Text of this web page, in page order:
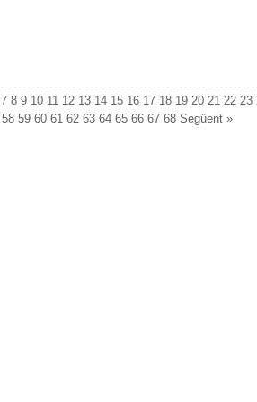
7 8 9 10 11 12 13 14 15 16 17 18 19 20 21 22 23
58 59 60 61 62 63 64 65 66 67 68 Següent »